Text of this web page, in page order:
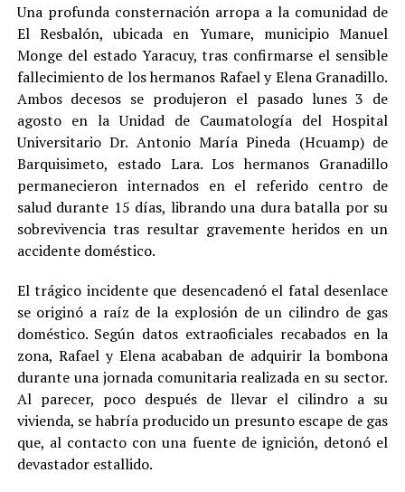
Una profunda consternación arropa a la comunidad de
El Resbalón, ubicada en Yumare, municipio Manuel
Monge del estado Yaracuy, tras confirmarse el sensible
fallecimiento de los hermanos Rafael y Elena Granadillo.
Ambos decesos se produjeron el pasado lunes 3 de
agosto en la Unidad de Caumatología del Hospital
Universitario Dr. Antonio María Pineda (Hcuamp) de
Barquisimeto, estado Lara. Los hermanos Granadillo
permanecieron internados en el referido centro de
salud durante 15 días, librando una dura batalla por su
sobrevivencia tras resultar gravemente heridos en un
accidente doméstico.
El trágico incidente que desencadenó el fatal desenlace
se originó a raíz de la explosión de un cilindro de gas
doméstico. Según datos extraoficiales recabados en la
zona, Rafael y Elena acababan de adquirir la bombona
durante una jornada comunitaria realizada en su sector.
Al parecer, poco después de llevar el cilindro a su
vivienda, se habría producido un presunto escape de gas
que, al contacto con una fuente de ignición, detonó el
devastador estallido.